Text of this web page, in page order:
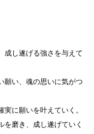
成し遂げる強さを与えて
願い、魂の思いに気がつ
に願いを叶えていく。
を磨き、成し遂げていく